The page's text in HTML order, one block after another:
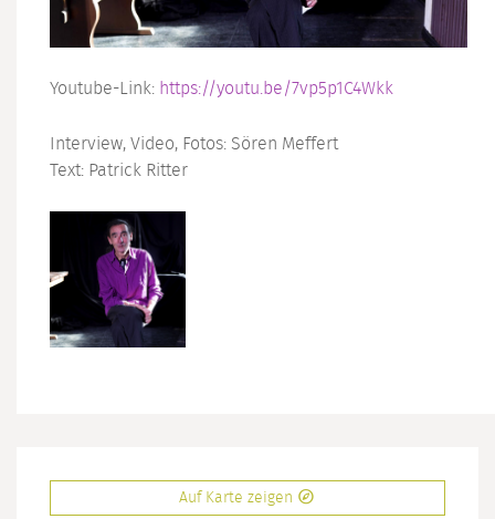
Youtube-Link: https://youtu.be/7vp5p1C4Wkk
Interview, Video, Fotos: Sören Meffert
Text: Patrick Ritter
Auf Karte zeigen